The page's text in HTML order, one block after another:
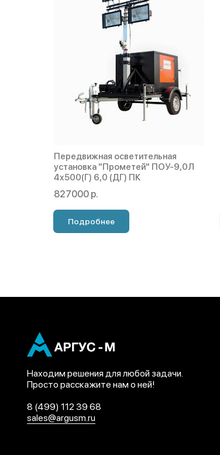
Передвижная осветительная
установка "Прометей" ПОУ-9,0Л
4х500(Г) 6,0 (ДГ) ПК
827000 р.
Подробнее
Находим решения для любой задачи.
Просто расскажите нам о ней!
8 (499) 112 39 68
sales@argusm.ru